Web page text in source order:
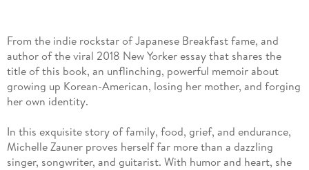
From the indie rockstar of Japanese Breakfast fame, and
author of the viral 2018 New Yorker essay that shares the
title of this book, an unflinching, powerful memoir about
growing up Korean-American, losing her mother, and forging
her own identity.
In this exquisite story of family, food, grief, and endurance,
Michelle Zauner proves herself far more than a dazzling
singer, songwriter, and guitarist. With humor and heart, she